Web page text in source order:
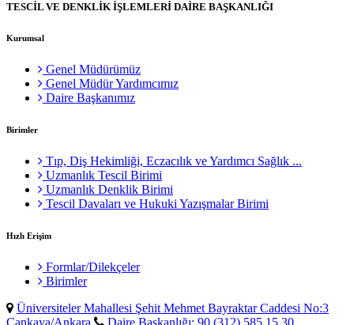
TESCİL VE DENKLİK İŞLEMLERİ DAİRE BAŞKANLIĞI
Kurumsal
Genel Müdürümüz
Genel Müdür Yardımcımız
Daire Başkanımız
Birimler
Tıp, Diş Hekimliği, Eczacılık ve Yardımcı Sağlık ...
Uzmanlık Tescil Birimi
Uzmanlık Denklik Birimi
Tescil Davaları ve Hukuki Yazışmalar Birimi
Hızlı Erişim
Formlar/Dilekçeler
Birimler
Üniversiteler Mahallesi Şehit Mehmet Bayraktar Caddesi No:3